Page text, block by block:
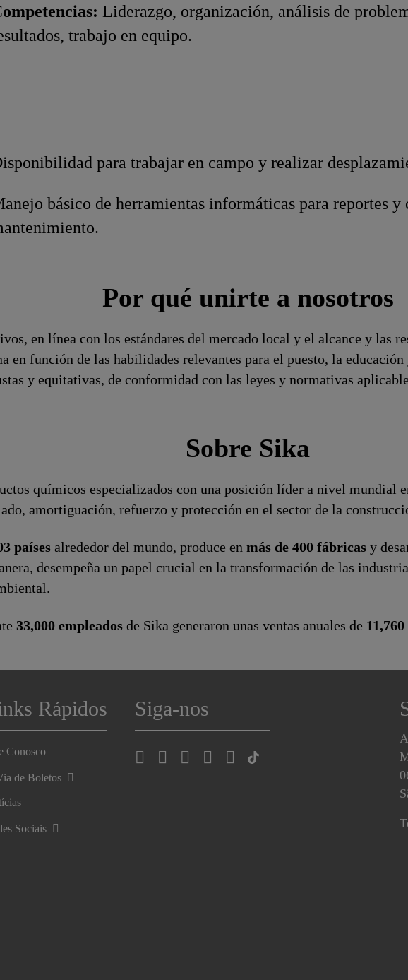
Liderazgo, organización, análisis de
trabajo en equipo.
para trabajar en campo y realizar
básico de herramientas informáticas para reportes y
Por qué unirte a nosotros
en línea con los estándares del mercado local y el alcance y las
en función de las habilidades relevantes para el puesto, la
y equitativas, de conformidad con las leyes y normativas
Sobre Sika
químicos especializados con una posición líder a nivel mundial
amortiguación, refuerzo y protección en el sector de la
países alrededor del mundo, produce en más de 400 fábricas y
desempeña un papel crucial en la transformación de las
33,000 empleados de Sika generaron unas ventas anuales de
Rápidos
Conosco
de Boletos
Sociais
Siga-nos